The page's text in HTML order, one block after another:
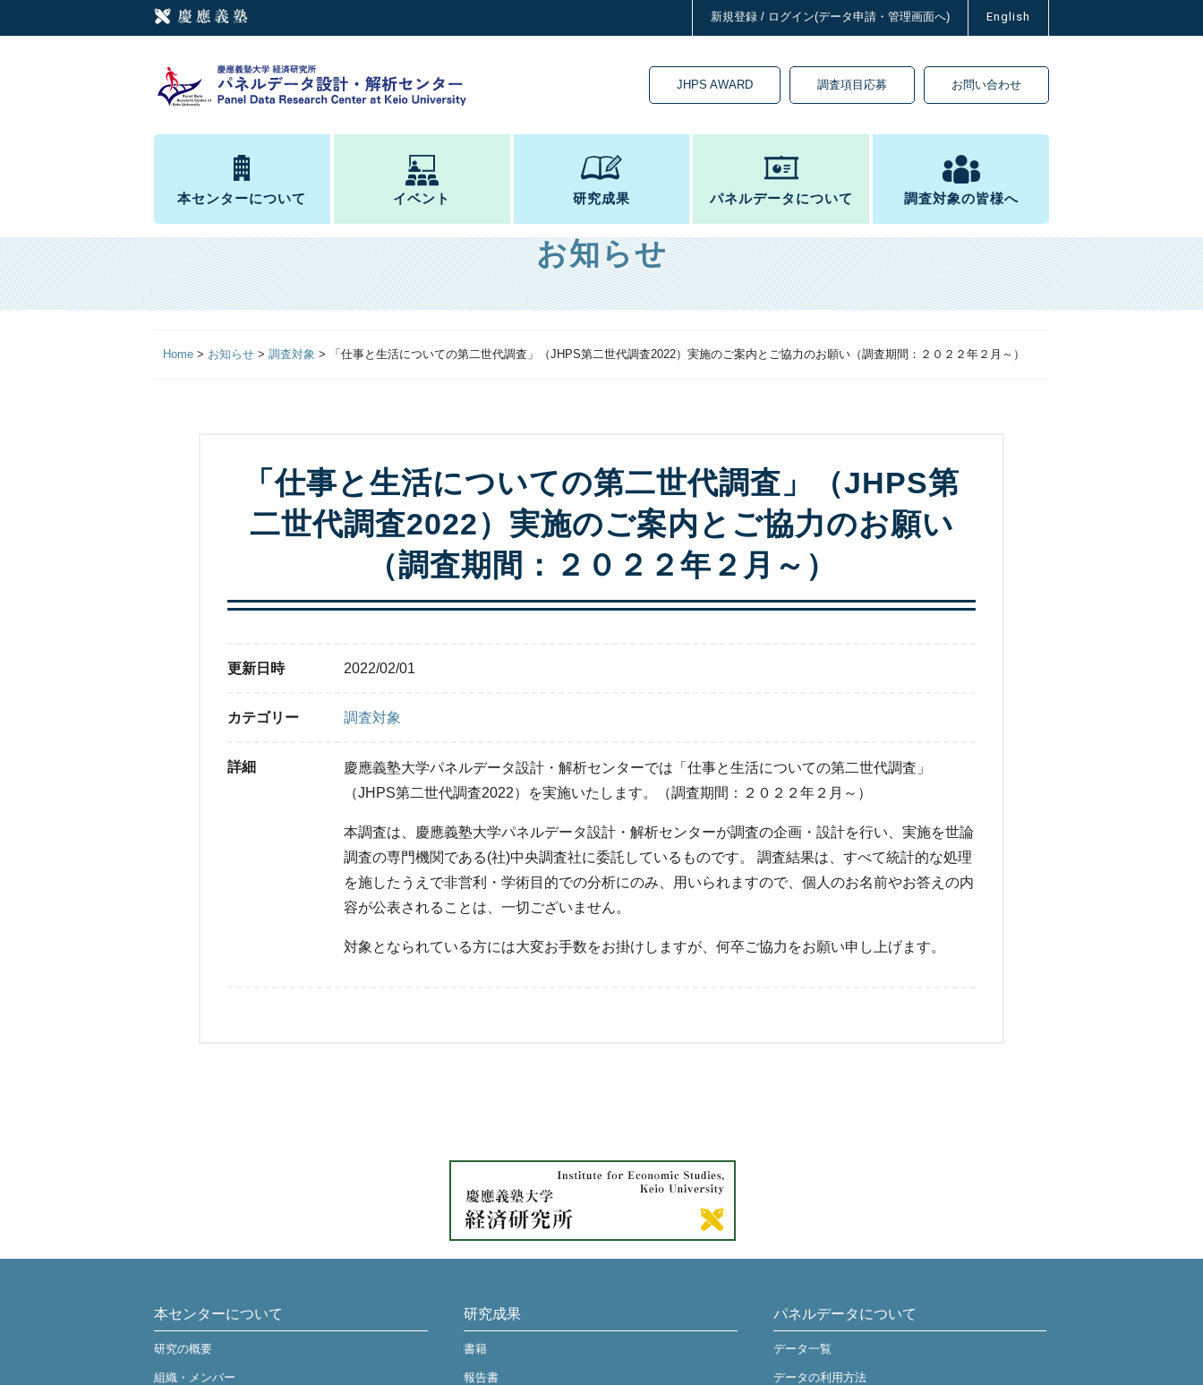
新規登録 / ログイン(データ申請・管理画面へ) English
JHPS AWARD 調査項目応募 お問い合わせ
本センターについて イベント 研究成果 パネルデータについて 調査対象の皆様へ
お知らせ
Home > お知らせ > 調査対象 > 「仕事と生活についての第二世代調査」（JHPS第二世代調査2022）実施のご案内とご協力のお願い（調査期間：２０２２年２月～）
「仕事と生活についての第二世代調査」（JHPS第
二世代調査2022）実施のご案内とご協力のお願い
（調査期間：２０２２年２月～）
更新日時 2022/02/01
カテゴリー 調査対象
詳細
慶應義塾大学パネルデータ設計・解析センターでは「仕事と生活についての第二世代調査」
（JHPS第二世代調査2022）を実施いたします。（調査期間：２０２２年２月～）
本調査は、慶應義塾大学パネルデータ設計・解析センターが調査の企画・設計を行い、実施を世論
調査の専門機関である(社)中央調査社に委託しているものです。 調査結果は、すべて統計的な処理
を施したうえで非営利・学術目的での分析にのみ、用いられますので、個人のお名前やお答えの内
容が公表されることは、一切ございません。
対象となられている方には大変お手数をお掛けしますが、何卒ご協力をお願い申し上げます。
本センターについて
研究の概要
組織・メンバー
研究成果
書籍
報告書
パネルデータについて
データ一覧
データの利用方法